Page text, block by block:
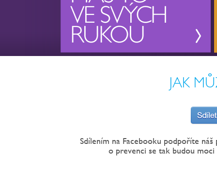
JAK
Sdílením na Facebooku podpoříte
o prevenci se tak budou